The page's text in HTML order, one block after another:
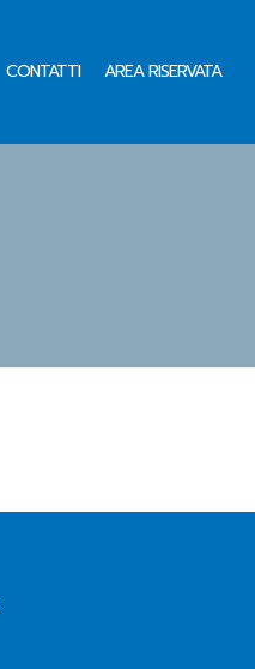
CONTATTI AREA RISERVATA